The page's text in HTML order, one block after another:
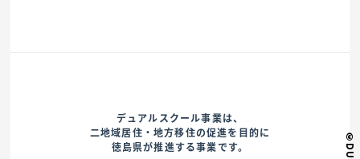
デュアルスクール事業は、
二地域居住・地方移住の促進を目的に
徳島県が推進する事業です。